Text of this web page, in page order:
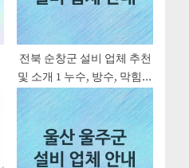
전북 순창군 설비 업체 추천
및 소개 1 누수, 방수, 막힘설
비업체